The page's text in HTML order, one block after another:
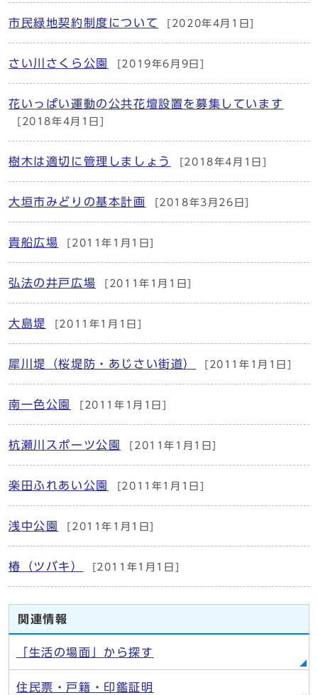
市民緑地契約制度について [2020年4月1日]
さい川さくら公園 [2019年6月9日]
花いっぱい運動の公共花壇設置を募集しています
[2018年4月1日]
樹木は適切に管理しましょう [2018年4月1日]
大垣市みどりの基本計画 [2018年3月26日]
貴船広場 [2011年1月1日]
弘法の井戸広場 [2011年1月1日]
大島堤 [2011年1月1日]
犀川堤（桜堤防・あじさい街道） [2011年1月1日]
南一色公園 [2011年1月1日]
杭瀬川スポーツ公園 [2011年1月1日]
楽田ふれあい公園 [2011年1月1日]
浅中公園 [2011年1月1日]
椿（ツバキ） [2011年1月1日]
関連情報
「生活の場面」から探す
住民票・戸籍・印鑑証明